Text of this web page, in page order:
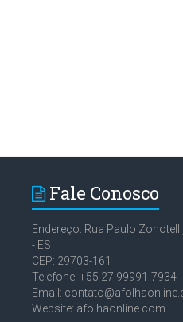
Fale Conosco
Endereço: Rua Paulo
- ES
CEP: 29703-161
Telefone: +55 27 99991-7934
Email:
Website: afolhaonline.com